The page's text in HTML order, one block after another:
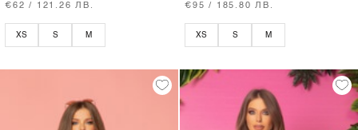
€62 / 121.26 ЛВ.
XS S M
€95 / 185.80 ЛВ.
XS S M